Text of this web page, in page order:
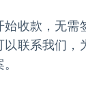
收款，无需
以联系我们，